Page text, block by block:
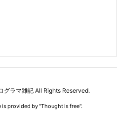
グラマ雑記 All Rights Reserved.
is provided by "Thought is free".